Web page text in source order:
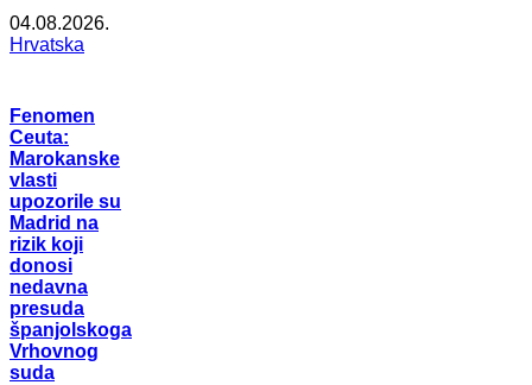
04.08.2026.
Hrvatska
Fenomen
Ceuta:
Marokanske
vlasti
upozorile su
Madrid na
rizik koji
donosi
nedavna
presuda
španjolskoga
Vrhovnog
suda